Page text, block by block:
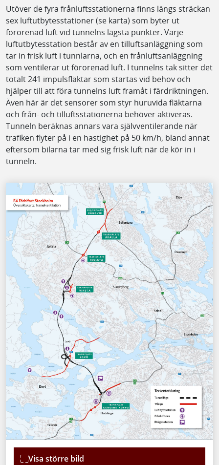
Utöver de fyra frånluftsstationerna finns längs sträckan
sex luftutbytesstationer (se karta) som byter ut
förorenad luft vid tunnelns lägsta punkter. Varje
luftutbytesstation består av en tilluftsanläggning som
tar in frisk luft i tunnlarna, och en frånluftsanläggning
som ventilerar ut förorenad luft. I tunnelns tak sitter det
totalt 241 impulsfläktar som startas vid behov och
hjälper till att föra tunnelns luft framåt i färdriktningen.
Även här är det sensorer som styr huruvida fläktarna
och från- och tilluftsstationerna behöver aktiveras.
Tunneln beräknas annars vara självventilerande när
trafiken flyter på i en hastighet på 50 km/h, bland annat
eftersom bilarna tar med sig frisk luft när de kör in i
tunneln.
Visa större bild